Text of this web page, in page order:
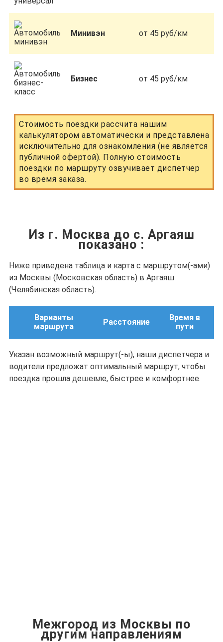
Минивэн от 45 руб/км
Бизнес от 45 руб/км
Стоимость поездки рассчита нашим
калькулятором автоматически и представлена
исключительно для ознакомления (не является
публичной офертой). Полную стоимость
поездки по маршруту озвучивает диспетчер
во время заказа.
Из г. Москва до с. Аргаяш
показано :
Ниже приведена таблица и карта с маршрутом(-ами)
из Москвы (Московская область) в Аргаяш
(Челябинская область).
Варианты
маршрута
Расстояние
Время в
пути
Указан возможный маршрут(-ы), наши диспетчера и
водители предложат оптимальный маршрут, чтобы
поездка прошла дешевле, быстрее и комфортнее.
Межгород из Москвы по
другим направлениям